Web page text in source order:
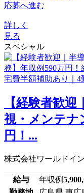
応募へ進む
詳しく
見る
スペシャル
【経験者歓
視・メンテナ
円！...
株式会社ワールドイ
給与 年収例